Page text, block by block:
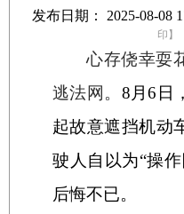
发布日期： 2025-08-08
印】
心存侥幸耍
逃法网。 8月6 日
起故意遮挡机动
驶人自以为“操
后悔不已。